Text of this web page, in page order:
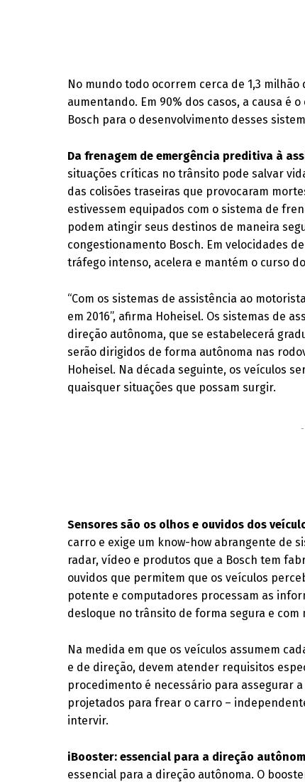
No mundo todo ocorrem cerca de 1,3
aumentando. Em 90% dos casos, a causa é
Bosch para o desenvolvimento desses
Da frenagem de emergência preditiva à
situações críticas no trânsito pode salvar
das colisões traseiras que provocaram
estivessem equipados com o sistema de
podem atingir seus destinos de maneira
congestionamento Bosch. Em velocidades
tráfego intenso, acelera e mantém o curso
“Com os sistemas de assistência ao
em 2016”, afirma Hoheisel. Os sistemas de
direção autônoma, que se estabelecerá
serão dirigidos de forma autônoma nas
Hoheisel. Na década seguinte, os veículos
quaisquer situações que possam surgir.
-
Sensores são os olhos e ouvidos dos
carro e exige um know-how abrangente de
radar, vídeo e produtos que a Bosch tem
ouvidos que permitem que os veículos
potente e computadores processam as
desloque no trânsito de forma segura e
Na medida em que os veículos assumem
e de direção, devem atender requisitos
procedimento é necessário para assegurar
projetados para frear o carro –
intervir.
iBooster: essencial para a direção
essencial para a direção autônoma. O